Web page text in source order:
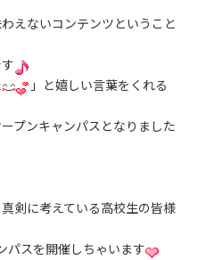
えないコンテンツということ
」と嬉しい言葉をくれる
プンキャンパスとなりました
剣に考えている高校生の皆様
パスを開催しちゃいます